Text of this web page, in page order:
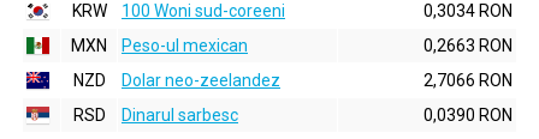
KRW
100 Woni sud-coreeni
0,3034 RON
MXN
Peso-ul mexican
0,2663 RON
NZD
Dolar neo-zeelandez
2,7066 RON
RSD
Dinarul sarbesc
0,0390 RON